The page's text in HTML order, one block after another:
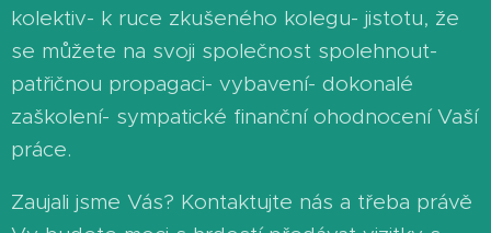
kolektiv- k ruce zkušeného kolegu- jistotu, že
se můžete na svoji společnost spolehnout-
patřičnou propagaci- vybavení- dokonalé
zaškolení- sympatické finanční ohodnocení Vaší
práce.
Zaujali jsme Vás? Kontaktujte nás a třeba právě